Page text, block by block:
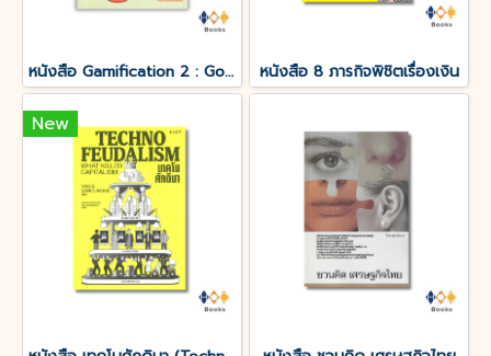
หนังสือ Gamification 2 : Goal-Gap-Gamify จูงใจคนด้วยกลไกเกม 2 หนังสือ 8 ภารกิจพิชิตเรื่องเงิน
New